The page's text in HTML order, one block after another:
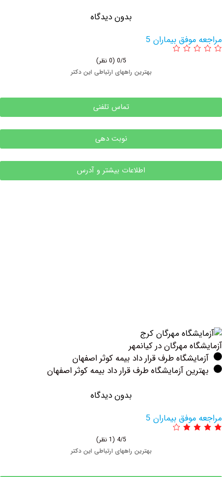
بدون دیدگاه
بیماران 5
بهترین راههای ارتباطی این دکتر
تماس تلفنی
نوبت دهی
اطلاعات بیشتر و آدرس
مهرگان در کیانمهر
طرف قرار داد بیمه کوثر اصفهان
آزمایشگاه طرف قرار داد بیمه کوثر اصفهان
بدون دیدگاه
بیماران 5
بهترین راههای ارتباطی این دکتر